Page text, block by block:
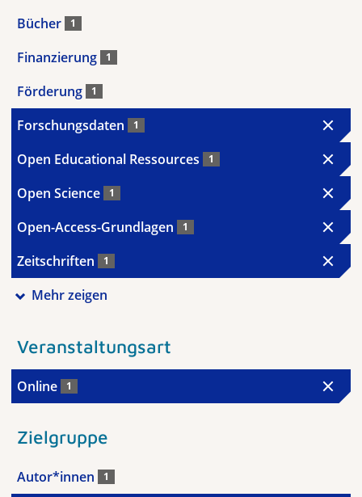
Bücher 1
Finanzierung 1
Förderung 1
Forschungsdaten 1
Open Educational Ressources 1
Open Science 1
Open-Access-Grundlagen 1
Zeitschriften 1
Mehr zeigen
Veranstaltungsart
Online 1
Zielgruppe
Autor*innen 1